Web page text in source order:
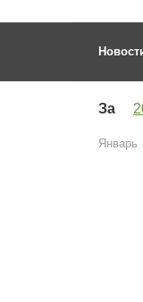
За
Январь